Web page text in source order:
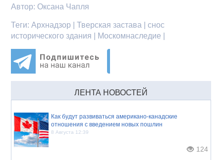
Автор: Оксана Чапля
Теги:Архнадзор | Тверская застава | снос
исторического здания | Москомнаследие |
ЛЕНТА НОВОСТЕЙ
Как будут развиваться американо-канадские
отношения с введением новых пошлин
8 Августа 12:39
124